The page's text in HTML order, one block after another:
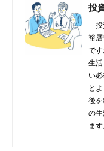
投
「
裕
で
生
い
と
後
の
ます